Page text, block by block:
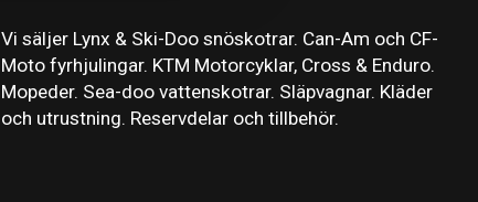
Vi säljer Lynx & Ski-Doo snöskotrar. Can-Am och CF-
Moto fyrhjulingar. KTM Motorcyklar, Cross & Enduro.
Mopeder. Sea-doo vattenskotrar. Släpvagnar. Kläder
och utrustning. Reservdelar och tillbehör.